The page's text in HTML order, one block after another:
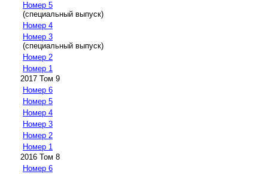
Номер 5
(специальный выпуск)
Номер 4
Номер 3
(специальный выпуск)
Номер 2
Номер 1
2017 Том 9
Номер 6
Номер 5
Номер 4
Номер 3
Номер 2
Номер 1
2016 Том 8
Номер 6